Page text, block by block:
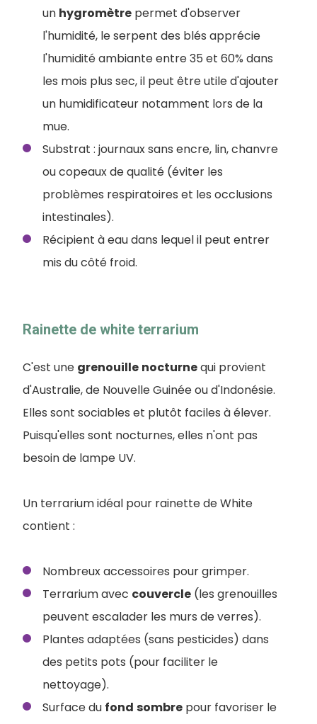
un hygromètre permet d'observer
l'humidité, le serpent des blés apprécie
l'humidité ambiante entre 35 et 60% dans
les mois plus sec, il peut être utile d'ajouter
un humidificateur notamment lors de la
mue.
Substrat : journaux sans encre, lin, chanvre
ou copeaux de qualité (éviter les
problèmes respiratoires et les occlusions
intestinales).
Récipient à eau dans lequel il peut entrer
mis du côté froid.
Rainette de white terrarium
C'est une grenouille nocturnequi provient
d'Australie, de Nouvelle Guinée ou d'Indonésie.
Elles sont sociables et plutôt faciles à élever.
Puisqu'elles sont nocturnes, elles n'ont pas
besoin de lampe UV.
Un terrarium idéal pour rainette de White
contient :
Nombreux accessoires pour grimper.
Terrarium avec couvercle (les grenouilles
peuvent escalader les murs de verres).
Plantes adaptées (sans pesticides) dans
des petits pots (pour faciliter le
nettoyage).
Surface du fond sombre pour favoriser le